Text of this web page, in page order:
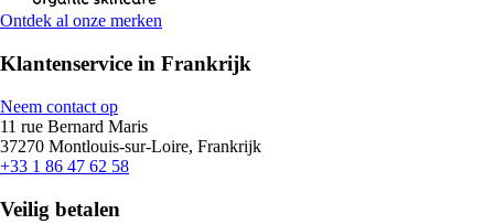
Ontdek al onze merken
Klantenservice in Frankrijk
Neem contact op
11 rue Bernard Maris
37270 Montlouis-sur-Loire, Frankrijk
+33 1 86 47 62 58
Veilig betalen